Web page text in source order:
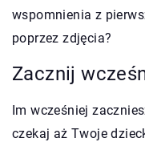
wspomnienia z
poprzez zdjęcia?
Zacznij
Im wcześniej
czekaj aż Twoje